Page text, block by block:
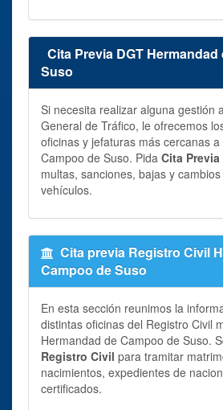
Cita Previa DGT
Suso
Si necesita realizar alguna gestión
General de Tráfico, le ofrecemos
oficinas y jefaturas más cercanas
Campoo de Suso. Pida Cita Previa
multas, sanciones, bajas y
vehículos.
Cita previa Registro Civil
Campoo de Suso
En esta sección reunimos la
distintas oficinas del Registro Civil
Hermandad de Campoo de Suso.
Registro Civil para tramitar
nacimientos, expedientes de
certificados.